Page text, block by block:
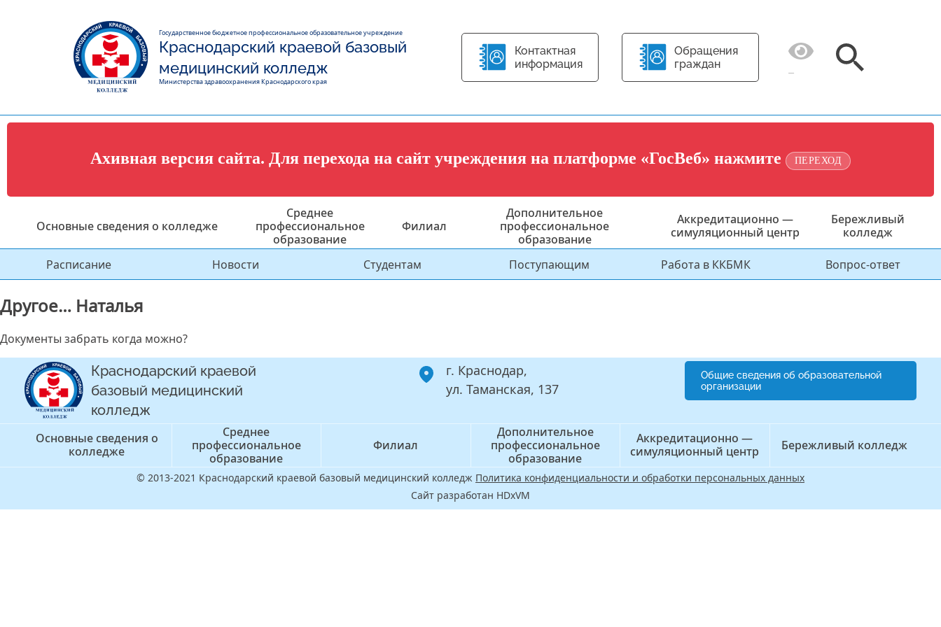
Государственное бюджетное профессиональное образовательное учреждение
Краснодарский краевой базовый
медицинский колледж
Министерства здравоохранения Краснодарского края
Контактная
информация
Обращения
граждан
Ахивная версия сайта. Для перехода на сайт учреждения на платформе «ГосВеб» нажмите ПЕРЕХОД
Основные сведения о колледже
Среднее
профессиональное
образование
Филиал
Дополнительное
профессиональное
образование
Аккредитационно —
симуляционный центр
Бережливый
колледж
Расписание Новости Студентам Поступающим Работа в ККБМК Вопрос-ответ
Другое… Наталья
Документы забрать когда можно?
Краснодарский краевой
базовый медицинский
колледж
г. Краснодар,
ул. Таманская, 137
Общие сведения об образовательной
организации
Основные сведения о
колледже
Среднее
профессиональное
образование
Филиал
Дополнительное
профессиональное
образование
Аккредитационно —
симуляционный центр
Бережливый колледж
© 2013-2021 Краснодарский краевой базовый медицинский колледж Политика конфиденциальности и обработки персональных данных
Сайт разработан HDxVM